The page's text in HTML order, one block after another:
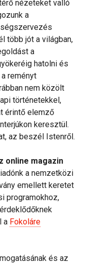
nézeteket valló
a
több jót a világban,
a
hatolni és
reményt
nem közölt
történetekkel,
érintő elemző
keresztül.
az beszél Istenről.
online magazin
a nemzetközi
emellett keretet
programokhoz,
a Fokoláre
és az